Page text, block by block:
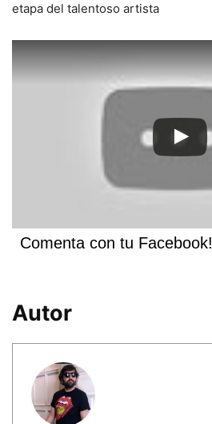
etapa del talentoso artista
Comenta con tu Facebook!
Autor